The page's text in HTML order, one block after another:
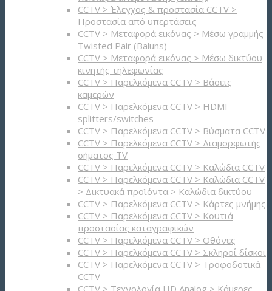
CCTV > Έλεγχος & προστασία CCTV >
Προστασία από υπερτάσεις
CCTV > Μεταφορά εικόνας > Μέσω γραμμής
Twisted Pair (Baluns)
CCTV > Μεταφορά εικόνας > Μέσω δικτύου
κινητής τηλεφωνίας
CCTV > Παρελκόμενα CCTV > Bάσεις
καμερών
CCTV > Παρελκόμενα CCTV > HDMI
splitters/switches
CCTV > Παρελκόμενα CCTV > Βύσματα CCTV
CCTV > Παρελκόμενα CCTV > Διαμορφωτής
σήματος TV
CCTV > Παρελκόμενα CCTV > Καλώδια CCTV
CCTV > Παρελκόμενα CCTV > Καλώδια CCTV
> Δικτυακά προϊόντα > Καλώδια δικτύου
CCTV > Παρελκόμενα CCTV > Κάρτες μνήμης
CCTV > Παρελκόμενα CCTV > Κουτιά
προστασίας καταγραφικών
CCTV > Παρελκόμενα CCTV > Οθόνες
CCTV > Παρελκόμενα CCTV > Σκληροί δίσκοι
CCTV > Παρελκόμενα CCTV > Τροφοδοτικά
CCTV
CCTV > Τεχνολογία HD Analog > Κάμερες